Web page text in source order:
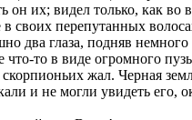
он их; видел только, как во
своих перепутанных
два глаза, подняв
что-то в виде огромного
жал. Черная
и не могли увидеть его,